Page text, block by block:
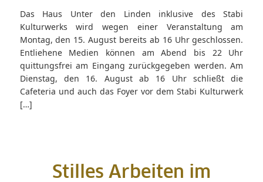
Das Haus Unter den Linden inklusive des Stabi
Kulturwerks wird wegen einer Veranstaltung am
Montag, den 15. August bereits ab 16 Uhr geschlossen.
Entliehene Medien können am Abend bis 22 Uhr
quittungsfrei am Eingang zurückgegeben werden. Am
Dienstag, den 16. August ab 16 Uhr schließt die
Cafeteria und auch das Foyer vor dem Stabi Kulturwerk
[…]
Stilles Arbeiten im